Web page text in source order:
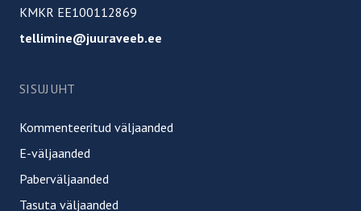
KMKR EE100112869
tellimine@juuraveeb.ee
SISUJUHT
Kommenteeritud väljaanded
E-väljaanded
Paberväljaanded
Tasuta väljaanded